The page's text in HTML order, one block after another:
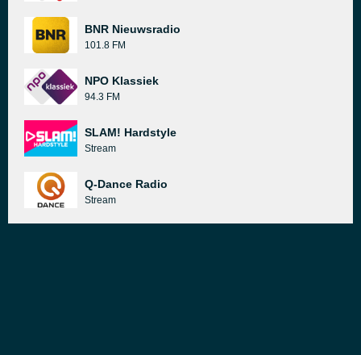
BNR Nieuwsradio
101.8 FM
NPO Klassiek
94.3 FM
SLAM! Hardstyle
Stream
Q-Dance Radio
Stream